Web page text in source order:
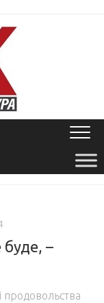
буде, –
продовольства